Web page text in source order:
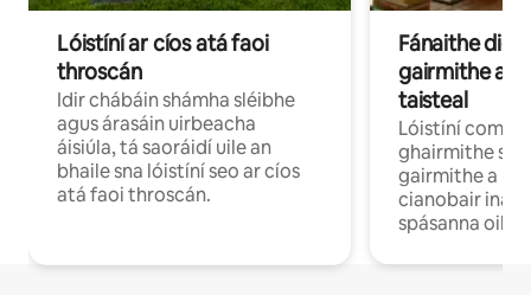
Lóistíní ar cíos atá faoi
throscán
Idir chábáin shámha sléibhe
agus árasáin uirbeacha
áisiúla, tá saoráidí uile an
bhaile sna lóistíní seo ar cíos
atá faoi throscán.
Fánaithe
gairmithe a
taisteal
Lóistíní
ghairmithe
gairmithe a
cianobair ina
spásanna